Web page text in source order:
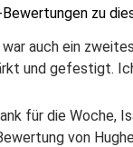
zu
war auch ein
und gefestigt.
für die Woche,
von